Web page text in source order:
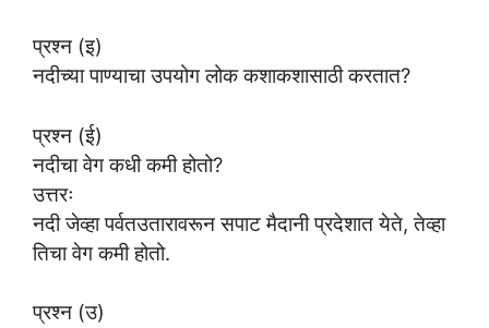
प्रश्न (इ)
नदीच्या पाण्याचा उपयोग लोक कशाकशासाठी करतात?
प्रश्न (ई)
नदीचा वेग कधी कमी होतो?
उत्तरः
नदी जेव्हा पर्वतउतारावरून सपाट मैदानी प्रदेशात येते, तेव्हा
तिचा वेग कमी होतो.
प्रश्न (उ)